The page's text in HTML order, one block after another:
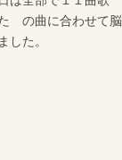
の曲に合わせて脳
した。